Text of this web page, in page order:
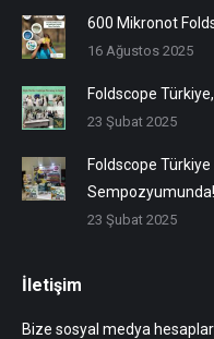
600 Mikronot
16 Ağustos 2025
Foldscope
23 Şubat 2025
Foldscope
Sempozyumunda!
23 Şubat 2025
İletişim
Bize sosyal medya